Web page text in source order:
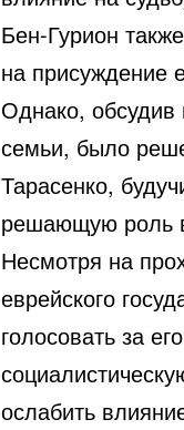
Бен-Гурион
на присуждение
Однако, обсудив
семьи, было
Тарасенко,
решающую роль
Несмотря на
еврейского
голосовать за
ослабить